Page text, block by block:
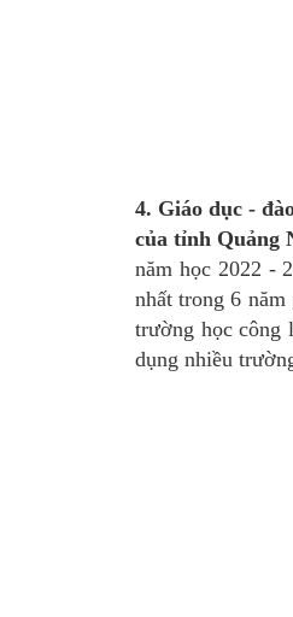
4. Giáo dục -
của tỉnh Quảng
năm học 2022 -
nhất trong 6
trường học công
dụng nhiều